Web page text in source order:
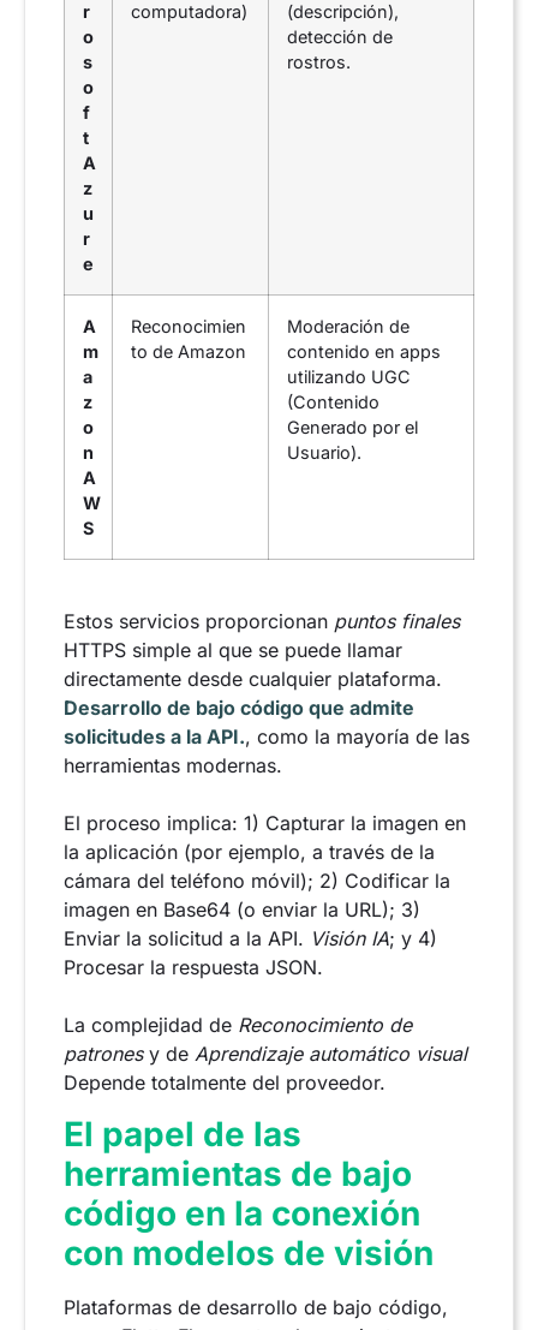
r
o
s
o
f
t
A
z
u
r
e
computadora)
(descripción),
detección de
rostros.
A
m
a
z
o
n
A
W
S
Reconocimien
to de Amazon
Moderación de
contenido en apps
utilizando UGC
(Contenido
Generado por el
Usuario).
Estos servicios proporcionan puntos finales
HTTPS simple al que se puede llamar
directamente desde cualquier plataforma.
Desarrollo de bajo código que admite
solicitudes a la API., como la mayoría de las
herramientas modernas.
El proceso implica: 1) Capturar la imagen en
la aplicación (por ejemplo, a través de la
cámara del teléfono móvil); 2) Codificar la
imagen en Base64 (o enviar la URL); 3)
Enviar la solicitud a la API. Visión IA; y 4)
Procesar la respuesta JSON.
La complejidad de Reconocimiento de
patronesy de Aprendizaje automático visual
Depende totalmente del proveedor.
El papel de las
herramientas de bajo
código en la conexión
con modelos de visión
Plataformas de desarrollo de bajo código,